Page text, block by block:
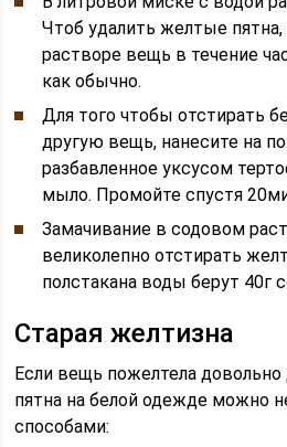
Чтоб удалить желтые пятна,
растворе вещь в течение
как обычно.
Для того чтобы отстирать
другую вещь, нанесите на
разбавленное уксусом
мыло. Промойте спустя
Замачивание в содовом
великолепно отстирать
полстакана воды берут 40г
Старая желтизна
Если вещь пожелтела
пятна на белой одежде можно
способами: